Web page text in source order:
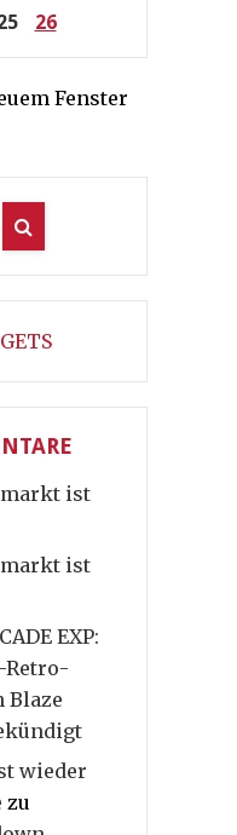
26
Fenster
ist
ist
EXP:
Retro-
Blaze
wieder
zu